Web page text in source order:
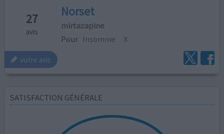
27
avis
Norset
mirtazapine
Pour Insomnie X
votre avis
SATISFACTION GÉNÉRALE